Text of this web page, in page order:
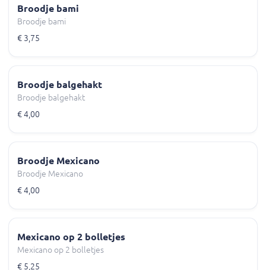
Broodje bami
Broodje bami
€ 3,75
Broodje balgehakt
Broodje balgehakt
€ 4,00
Broodje Mexicano
Broodje Mexicano
€ 4,00
Mexicano op 2 bolletjes
Mexicano op 2 bolletjes
€ 5,25